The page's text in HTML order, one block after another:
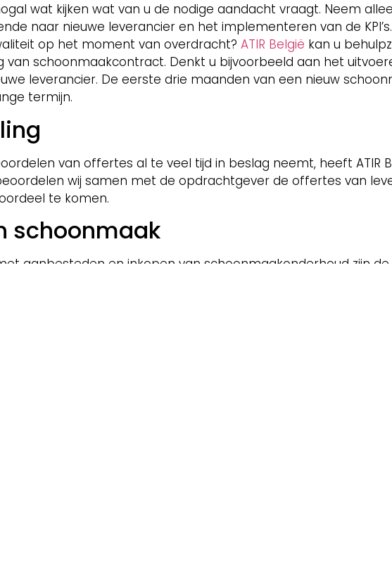
wat kijken wat van u de nodige aandacht vraagt. Neem
naar nieuwe leverancier en het implementeren van de
op het moment van overdracht? ATIR België kan u
van schoonmaakcontract. Denkt u bijvoorbeeld aan het
leverancier. De eerste drie maanden van een nieuw
termijn.
van offertes al te veel tijd in beslag neemt, heeft ATIR
wij samen met de opdrachtgever de offertes van
te komen.
schoonmaak
aanbesteden en inkopen van schoonmaakonderhoud zijn de